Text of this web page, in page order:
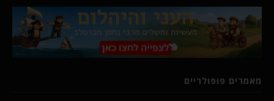
מאמרים פופולריים